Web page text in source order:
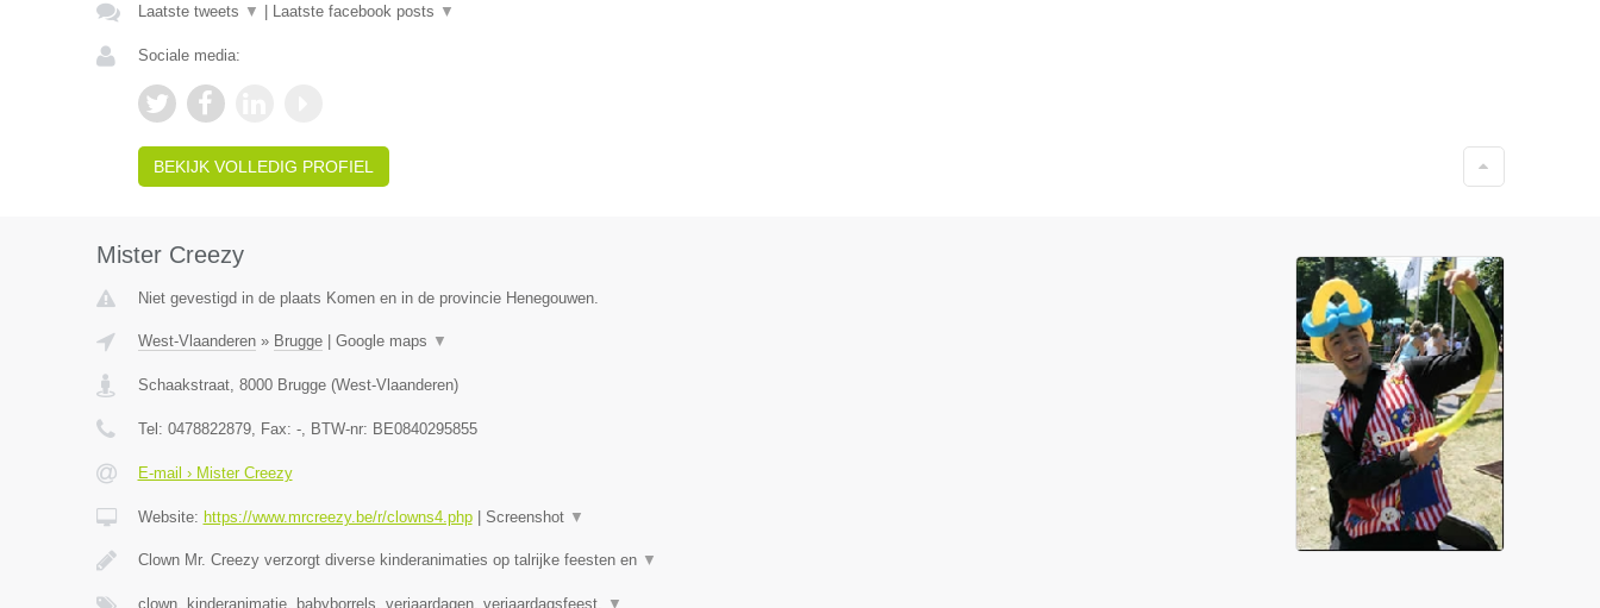
Laatste tweets ▼ Laatste facebook posts ▼
Sociale media:
BEKIJK VOLLEDIG PROFIEL
Mister Creezy
Niet gevestigd in de plaats Komen en in de provincie Henegouwen.
West-Vlaanderen» Brugge| Google maps ▼
Schaakstraat, 8000 Brugge(West-Vlaanderen)
Tel: 0478822879, Fax: -, BTW-nr: BE0840295855
E-mail › Mister Creezy
Website: https://www.mrcreezy.be/r/clowns4.php| Screenshot ▼
Clown Mr. Creezy verzorgt diverse kinderanimaties op talrijke feesten en ▼
clown, kinderanimatie, babyborrels, verjaardagen, verjaardagsfeest, ▼